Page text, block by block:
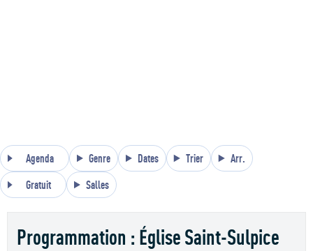
Agenda Genre Dates Trier Arr.
Gratuit Salles
Programmation : Église Saint-Sulpice